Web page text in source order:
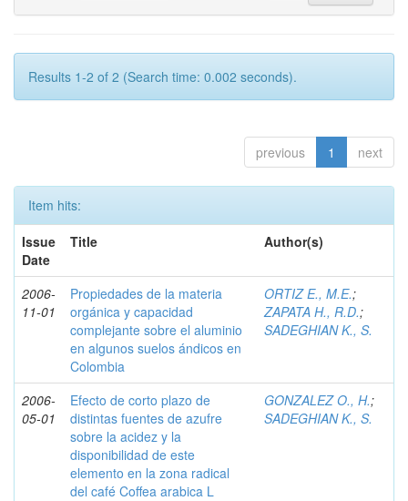
Results 1-2 of 2 (Search time: 0.002 seconds).
previous 1 next
Item hits:
Issue
Date
Title Author(s)
2006-
11-01
Propiedades de la materia
orgánica y capacidad
complejante sobre el aluminio
en algunos suelos ándicos en
Colombia
ORTIZ E., M.E.;
ZAPATA H., R.D.;
SADEGHIAN K., S.
2006-
05-01
Efecto de corto plazo de
distintas fuentes de azufre
sobre la acidez y la
disponibilidad de este
elemento en la zona radical
del café Coffea arabica L
GONZALEZ O., H.;
SADEGHIAN K., S.